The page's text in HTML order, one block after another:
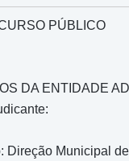
PÚBLICO
DA ENTIDADE
Direção Municipal